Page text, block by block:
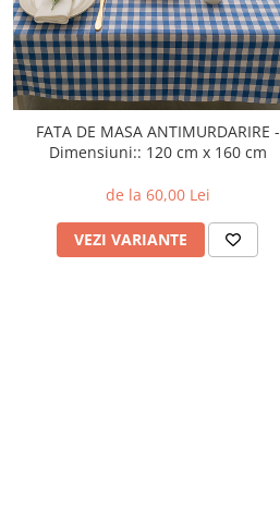
FATA DE MASA ANTIMURDARIRE -
Dimensiuni:: 120 cm x 160 cm
de la 60,00 Lei
VEZI VARIANTE